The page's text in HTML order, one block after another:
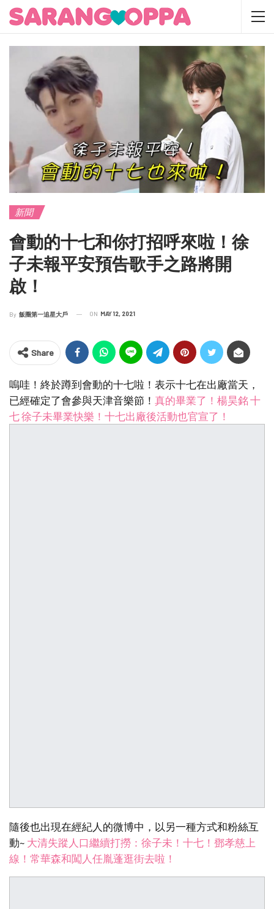
新聞
會動的十七和你打招呼來啦！徐
子未報平安預告歌手之路將開
啟！
By 飯圈第一追星大戶 ON MAY 12, 2021
Share
嗚哇！終於蹲到會動的十七啦！表示十七在出廠當天，
已經確定了會參與天津音樂節！ 真的畢業了！楊昊銘 十
七 徐子未畢業快樂！十七出廠後活動也官宣了！
隨後也出現在經紀人的微博中，以另一種方式和粉絲互
動~ 大清失蹤人口繼續打撈：徐子未！十七！鄧孝慈上
線！常華森和闖人任胤蓬逛街去啦！